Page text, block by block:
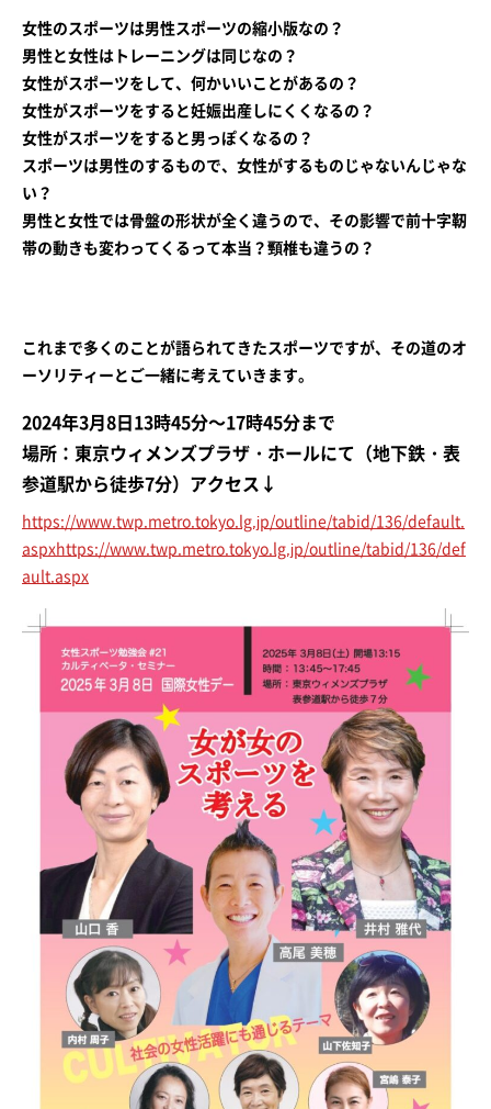
女性のスポーツは男性スポーツの縮小版なの？
男性と女性はトレーニングは同じなの？
女性がスポーツをして、何かいいことがあるの？
女性がスポーツをすると妊娠出産しにくくなるの？
女性がスポーツをすると男っぽくなるの？
スポーツは男性のするもので、女性がするものじゃないんじゃな
い？
男性と女性では骨盤の形状が全く違うので、その影響で前十字靭
帯の動きも変わってくるって本当？頸椎も違うの？
これまで多くのことが語られてきたスポーツですが、その道のオ
ーソリティーとご一緒に考えていきます。
2024年3月8日13時45分～17時45分まで
場所：東京ウィメンズプラザ・ホールにて（地下鉄・表
参道駅から徒歩7分）アクセス↓
https://www.twp.metro.tokyo.lg.jp/outline/tabid/136/default.
aspxhttps://www.twp.metro.tokyo.lg.jp/outline/tabid/136/def
ault.aspx